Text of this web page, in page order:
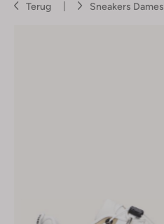
Terug Sneakers Dames